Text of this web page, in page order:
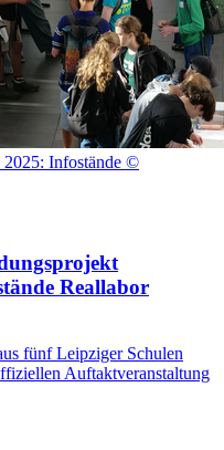
2025: Infostände ©
Reallabor
fünf Leipziger Schulen
Auftaktveranstaltung